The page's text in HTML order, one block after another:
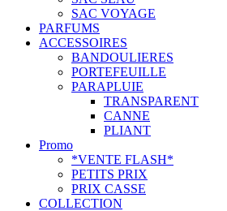
SAC VOYAGE
PARFUMS
ACCESSOIRES
BANDOULIERES
PORTEFEUILLE
PARAPLUIE
TRANSPARENT
CANNE
PLIANT
Promo
*VENTE FLASH*
PETITS PRIX
PRIX CASSE
COLLECTION